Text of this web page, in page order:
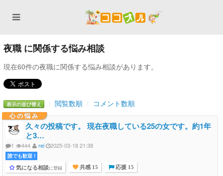
夜職 に関係する悩み相談
現在60件の夜職に関係する悩み相談があります。
表示の並び替え 閲覧数順 コメント数順
心の悩み
久々の投稿です。 現在夜職している25の女です。約1年
と3…
1 444 rei 2025-03-18 21:38
誰でも歓迎 !
気になる相談に登録 共感 15 応援 15